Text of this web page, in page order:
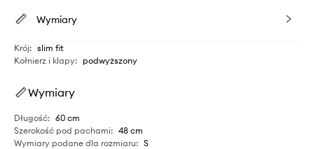
Wymiary
Krój: slim fit
Kołnierz i klapy: podwyższony
Wymiary
Długość: 60 cm
Szerokość pod pachami: 48 cm
Wymiary podane dla rozmiaru: S